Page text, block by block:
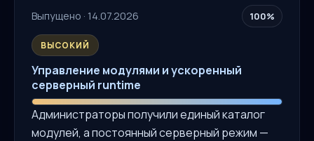
Выпущено · 14.07.2026 100%
ВЫСОКИЙ
Управление модулями и ускоренный
серверный runtime
Администраторы получили единый каталог
модулей, а постоянный серверный режим —